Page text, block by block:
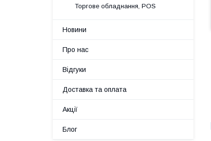
Торгове обладнання, POS
Новини
Про нас
Відгуки
Доставка та оплата
Акції
Блог